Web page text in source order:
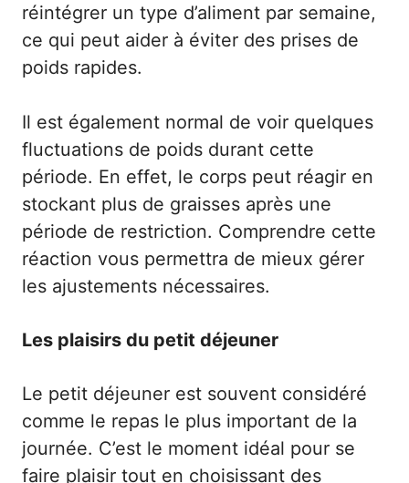
réintégrer un type d’aliment par semaine,
ce qui peut aider à éviter des prises de
poids rapides.
Il est également normal de voir quelques
fluctuations de poids durant cette
période. En effet, le corps peut réagir en
stockant plus de graisses après une
période de restriction. Comprendre cette
réaction vous permettra de mieux gérer
les ajustements nécessaires.
Les plaisirs du petit déjeuner
Le petit déjeuner est souvent considéré
comme le repas le plus important de la
journée. C’est le moment idéal pour se
faire plaisir tout en choisissant des